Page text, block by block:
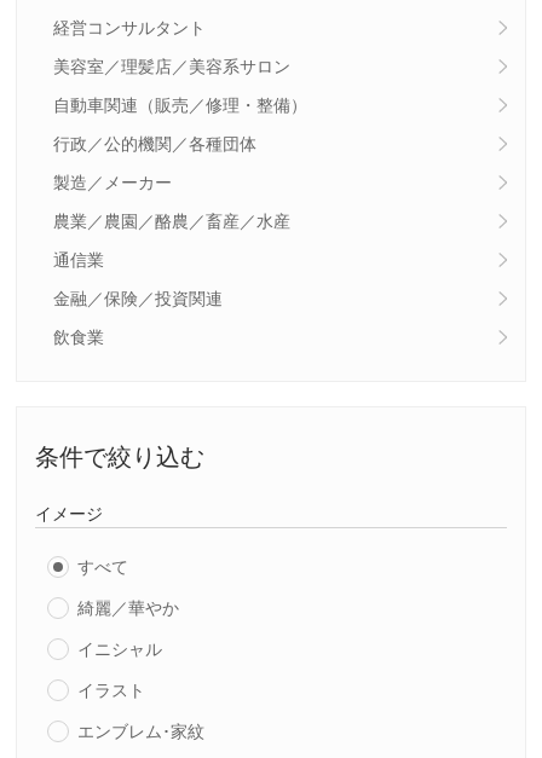
経営コンサルタント
美容室／理髪店／美容系サロン
自動車関連（販売／修理・整備）
行政／公的機関／各種団体
製造／メーカー
農業／農園／酪農／畜産／水産
通信業
金融／保険／投資関連
飲食業
条件で絞り込む
イメージ
すべて
綺麗／華やか
イニシャル
イラスト
エンブレム･家紋